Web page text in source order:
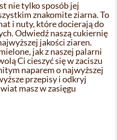
nie tylko sposób jej
znakomite ziarna. To
i nuty, które docierają do
Odwiedź naszą cukiernię
jakości ziaren.
jak z naszej palarni
Ci cieszyć się w zaciszu
naparem o najwyższej
przepisy i odkryj
masz w zasięgu